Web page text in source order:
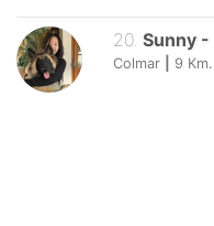
20. Sunny -
Colmar 9 Km.